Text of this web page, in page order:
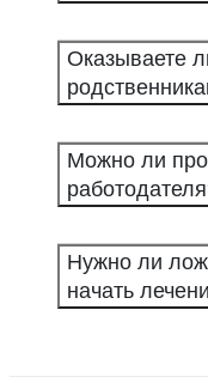
Оказываете
Можно ли
Нужно ли
начать